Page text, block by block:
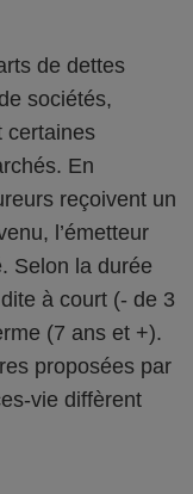
de dettes
sociétés,
certaines
En
reçoivent un
l’émetteur
Selon la durée
dite à court (- de 3
(7 ans et +).
proposées par
vie diffèrent